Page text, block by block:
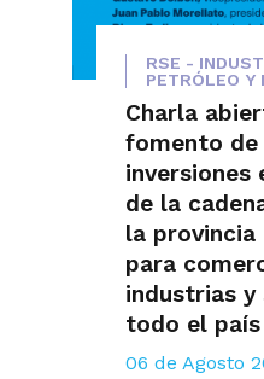
RSE -
PETRÓLEO Y
Charla
fomento de
inversiones
de la
la provincia
para
industrias y
todo el país
06 de Agosto